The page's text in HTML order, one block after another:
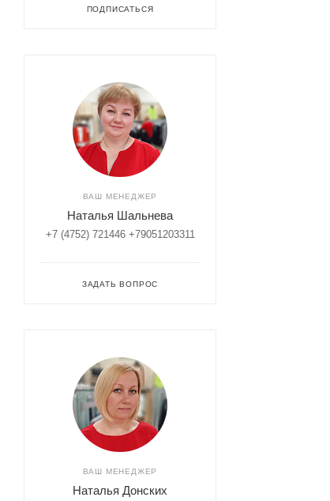
ПОДПИСАТЬСЯ
ВАШ МЕНЕДЖЕР
Наталья Шальнева
+7 (4752) 721446 +79051203311
ЗАДАТЬ ВОПРОС
ВАШ МЕНЕДЖЕР
Наталья Донских